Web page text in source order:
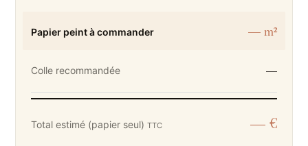
Papier peint à commander — m²
Colle recommandée —
Total estimé (papier seul)TTC — €